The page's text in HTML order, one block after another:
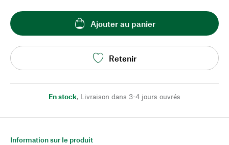
Ajouter au panier
Retenir
En stock, Livraison dans 3-4 jours ouvrés
Information sur le produit